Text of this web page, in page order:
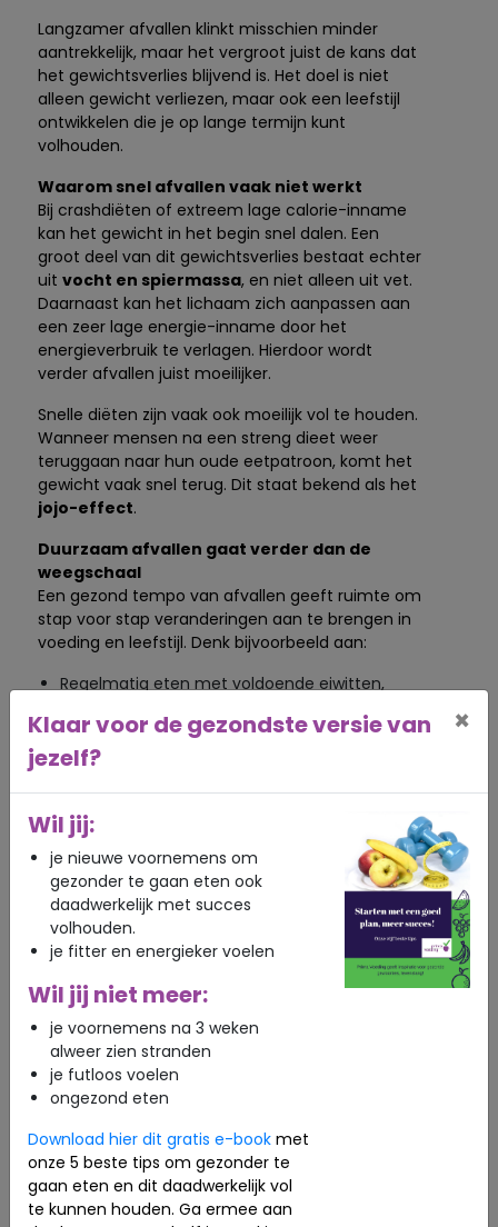
Langzamer afvallen klinkt misschien minder
aantrekkelijk, maar het vergroot juist de kans dat
het gewichtsverlies blijvend is. Het doel is niet
alleen gewicht verliezen, maar ook een leefstijl
ontwikkelen die je op lange termijn kunt
volhouden.
Waarom snel afvallen vaak niet werkt
Bij crashdiëten of extreem lage calorie-inname
kan het gewicht in het begin snel dalen. Een
groot deel van dit gewichtsverlies bestaat echter
uit vocht en spiermassa, en niet alleen uit vet.
Daarnaast kan het lichaam zich aanpassen aan
een zeer lage energie-inname door het
energieverbruik te verlagen. Hierdoor wordt
verder afvallen juist moeilijker.
Snelle diëten zijn vaak ook moeilijk vol te houden.
Wanneer mensen na een streng dieet weer
teruggaan naar hun oude eetpatroon, komt het
gewicht vaak snel terug. Dit staat bekend als het
jojo-effect.
Duurzaam afvallen gaat verder dan de
weegschaal
Een gezond tempo van afvallen geeft ruimte om
stap voor stap veranderingen aan te brengen in
voeding en leefstijl. Denk bijvoorbeeld aan:
Regelmatig eten met voldoende eiwitten,
Meer groenten en fruit toevoegen aan
maaltijden
suikerhoudende dranken
Meer dagelijkse beweging, zoals wandelen of
fietsen
Voldoende slaap en stressmanagement
Deze gewoontes dragen niet alleen bij aan
gewichtsverlies, maar ook aan een betere
algehele gezondheid.
Gewichtsverlies verloopt niet altijd lineair
Het is belangrijk om te weten dat afvallen zelden
een rechte lijn naar beneden is. Soms blijft het
gewicht een tijdje stabiel, ondanks dat je gezond
eet en beweegt. Dit kan bijvoorbeeld komen door
hormonale schommelingen, vochtbalans of
veranderingen in spiermassa. Het betekent niet
automatisch dat je niets bereikt.
Daarom kan het helpen om niet alleen naar de
Klaar voor de gezondste versie van
jezelf?
×
Wil jij:
je nieuwe voornemens om
gezonder te gaan eten ook
daadwerkelijk met succes
volhouden.
je fitter en energieker voelen
Wil jij niet meer:
je voornemens na 3 weken
alweer zien stranden
je futloos voelen
ongezond eten
Download hier dit gratis e-book met
onze 5 beste tips om gezonder te
gaan eten en dit daadwerkelijk vol
te kunnen houden. Ga ermee aan